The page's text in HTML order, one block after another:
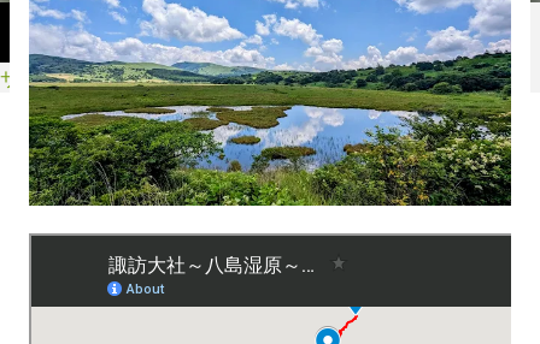
サイクル・スポーツ用品